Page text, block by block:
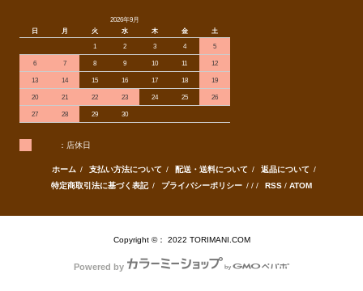
2026年9月
日
月 火 水 木 金
土
1
2 3 4 5
6 7 8 9 10 11 12
13 14 15 16 17 18 19
20 21 22 23 24 25 26
27 28 29 30
：店休日
ホーム / 支払い方法について / 配送・送料について / 返品について /
特定商取引法に基づく表記 / プライバシーポリシー / / / RSS / ATOM
Copyright ©： 2022 TORIMANI.COM
Powered by